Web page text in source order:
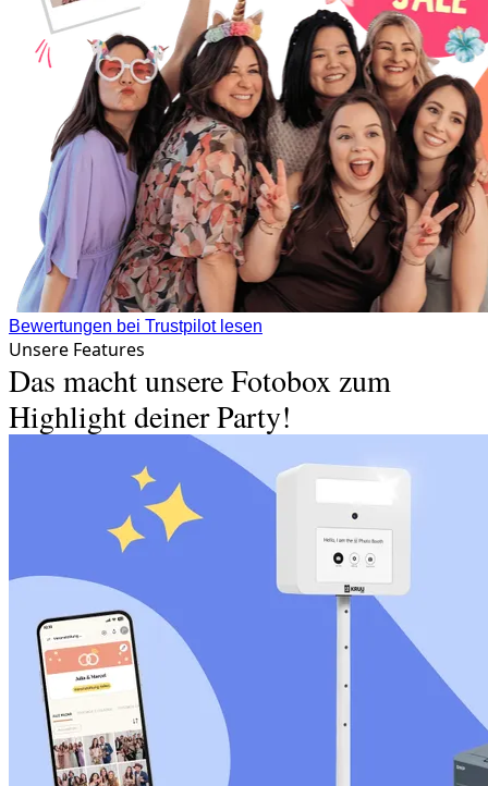
Bewertungen bei Trustpilot lesen
Unsere Features
Das macht unsere Fotobox zum
Highlight deiner Party!